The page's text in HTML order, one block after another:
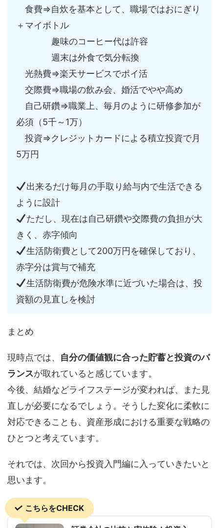
食費⇒自炊を基本として、職場ではおにぎり
＋マイボトル
趣味のコーヒー代は許容
週末は外食で気分転換
光熱費⇒楽天サービスでポイ活
交際費⇒職場の飲み会、婚活でやや高め
自己研鑽⇒職業上、毎月のように研修参加が
必須（5千～1万）
投資⇒クレジットカードによる積立投資で月
5万円
出来るだけ毎月の手取り給与内で生活できる
ように設計
ただし、現在は自己研鑽や交際費の負担が大
きく、赤字傾向
生活防衛費として200万円を確保しており、
赤字分は賞与で補充
生活防衛費が危険水準に近づいた場合は、投
資額の見直しを検討
まとめ
現時点では、 自分の価値観に合った貯蓄と投資のバ
ランスが取れていると感じています。
今後、結婚などライフステージが変われば、また見
直しが必要になるでしょう。そうした変化に柔軟に
対応できることも、資産形成における重要な戦略の
ひとつと考えています。
それでは、次回から投資入門編に入っていきたいと
思います。
こちらをCHECK